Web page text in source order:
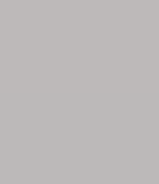
25YO 1991-2017